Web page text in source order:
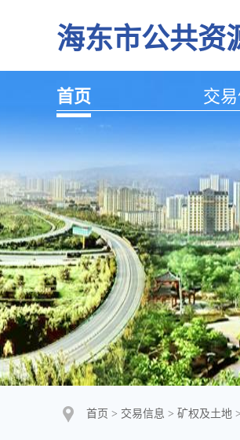
海东市公共资
首页 交
首页 > 交易信息 > 矿权及土地 >